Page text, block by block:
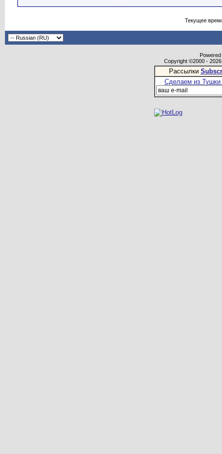
Текущее
Copyright ©2000 -
Рассылки
Сделаем из Тушки